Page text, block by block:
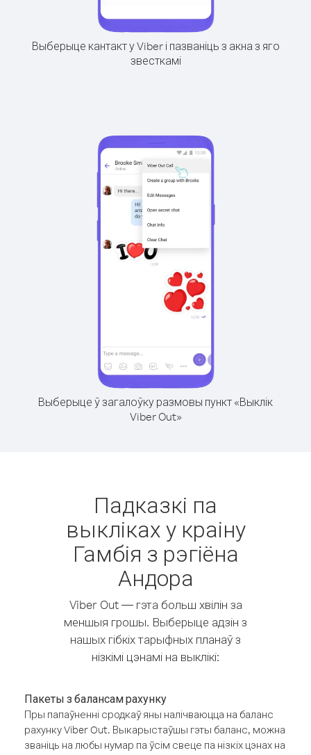
Выберыце кантакт у Viber і пазваніць з акна з яго
звесткамі
Выберыце ў загалоўку размовы пункт «Выклік
Viber Out»
Падказкі па
выкліках у краіну
Гамбія з рэгіёна
Андора
Viber Out — гэта больш хвілін за
меншыя грошы. Выберыце адзін з
нашых гібкіх тарыфных планаў з
нізкімі цэнамі на выклікі:
Пакеты з балансам рахунку
Пры папаўненні сродкаў яны налічваюцца на баланс
рахунку Viber Out. Выкарыстаўшы гэты баланс, можна
званіць на любы нумар па ўсім свеце па нізкіх цэнах на